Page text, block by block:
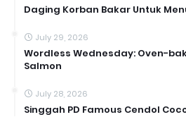
Daging Korban Bakar Untuk
July 29, 2026
Wordless Wednesday: Oven-
Salmon
July 28, 2026
Singgah PD Famous Cendol